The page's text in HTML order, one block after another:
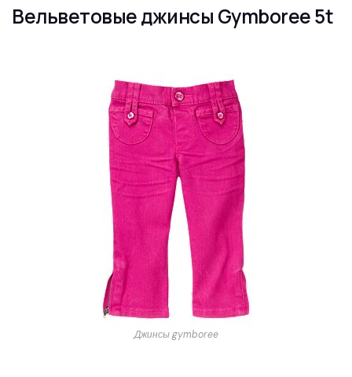
Вельветовые джинсы Gymboree 5t
Джинсы gymboree